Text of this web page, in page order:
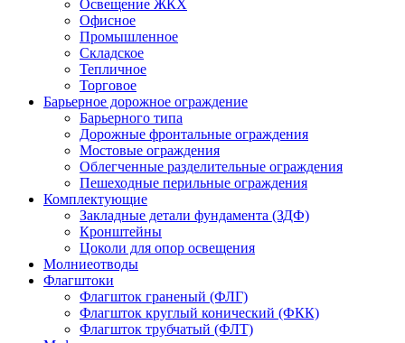
Освещение ЖКХ
Офисное
Промышленное
Складское
Тепличное
Торговое
Барьерное дорожное ограждение
Барьерного типа
Дорожные фронтальные ограждения
Мостовые ограждения
Облегченные разделительные ограждения
Пешеходные перильные ограждения
Комплектующие
Закладные детали фундамента (ЗДФ)
Кронштейны
Цоколи для опор освещения
Молниеотводы
Флагштоки
Флагшток граненый (ФЛГ)
Флагшток круглый конический (ФКК)
Флагшток трубчатый (ФЛТ)